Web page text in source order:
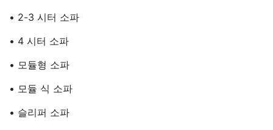
• 2-3 시터 소파
• 4 시터 소파
• 모듈형 소파
• 모듈 식 소파
• 슬리퍼 소파